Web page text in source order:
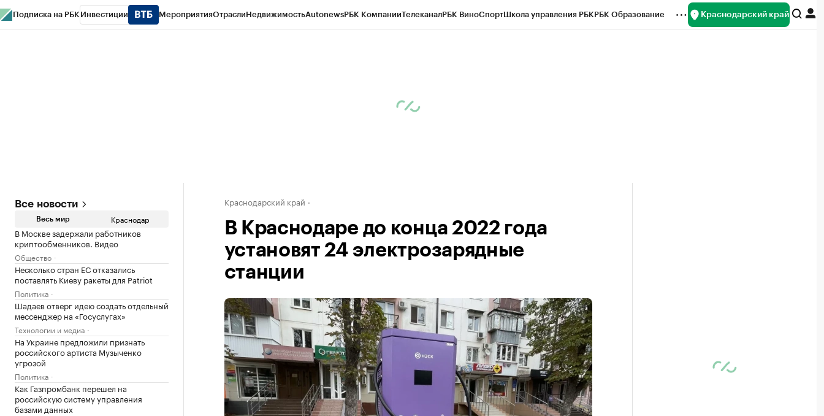
Подписка на РБК Инвестиции МероприятияОтраслиНедвижимостьAutonewsРБК КомпанииТелеканалРБК ВиноСпортШкола управления РБКРБК Образование Краснодарский край
Все новости
Весь мир Краснодар
В Москве задержали работников
криптообменников. Видео
Общество
Несколько стран ЕС отказались
поставлять Киеву ракеты для Patriot
Политика
Шадаев отверг идею создать отдельный
мессенджер на «Госуслугах»
Технологии и медиа
На Украине предложили признать
российского артиста Музыченко
угрозой
Политика
Как Газпромбанк перешел на
российскую систему управления
базами данных
Краснодарский край
В Краснодаре до конца 2022 года
установят 24 электрозарядные
станции